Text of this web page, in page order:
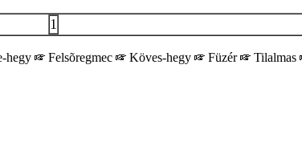
1
hegy Felsõregmec Köves-hegy Füzér Tilalmas